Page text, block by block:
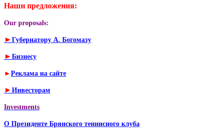
Наши предложения:
Our proposals:
► Губернатору А. Богомазу
► Бизнесу
► Реклама на сайте
► Инвесторам
Investments
О Президенте Брянского теннисного клуба